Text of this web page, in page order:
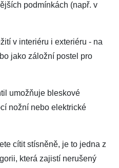
podmínkách (např. v
v interiéru i exteriéru - na
jako záložní postel pro
umožňuje bleskové
nožní nebo elektrické
cítit stísněně, je to jedna z
která zajistí nerušený